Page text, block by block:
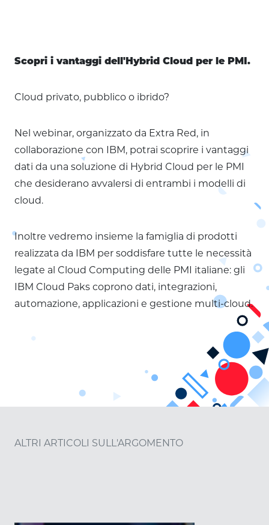
Scopri i vantaggi dell'Hybrid Cloud per le PMI.
Cloud privato, pubblico o ibrido?
Nel webinar, organizzato da Extra Red, in
collaborazione con IBM, potrai scoprire i vantaggi
dati da una soluzione di Hybrid Cloud per le PMI
che desiderano avvalersi di entrambi i modelli di
cloud.
Inoltre vedremo insieme la famiglia di prodotti
realizzata da IBM per soddisfare tutte le necessità
legate al Cloud Computing delle PMI italiane: gli
IBM Cloud Paks coprono dati, integrazioni,
automazione, applicazioni e gestione multi-cloud.
ALTRI ARTICOLI SULL'ARGOMENTO